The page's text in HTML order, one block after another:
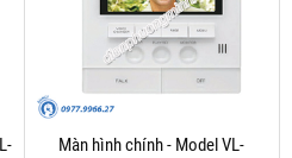
Màn hình chính - Model VL-